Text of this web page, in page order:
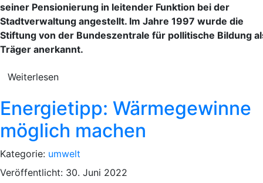
seiner Pensionierung in leitender Funktion bei der
Stadtverwaltung angestellt. Im Jahre 1997 wurde die
Stiftung von der Bundeszentrale für pollitische Bildung
Träger anerkannt.
Weiterlesen
Energietipp: Wärmegewinne
möglich machen
Kategorie: umwelt
Veröffentlicht: 30. Juni 2022